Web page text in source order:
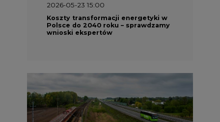
2026-05-23 15:00
Koszty transformacji energetyki w
Polsce do 2040 roku – sprawdzamy
wnioski ekspertów